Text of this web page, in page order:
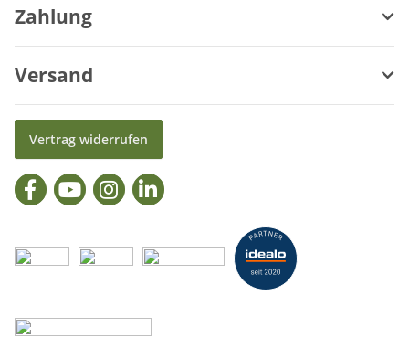
Zahlung
Versand
Vertrag widerrufen